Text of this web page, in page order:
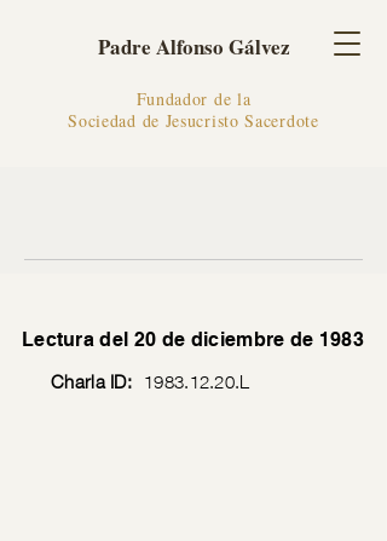
Padre Alfonso Gálvez
Fundador de la
Sociedad de Jesucristo Sacerdote
Lectura del 20 de diciembre de 1983
Charla ID: 1983.12.20.L